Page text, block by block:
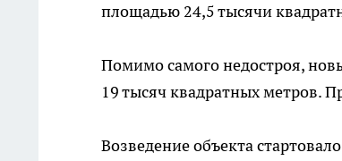
площадью 24,5 тысячи
Помимо самого недостроя,
19 тысяч квадратных метров.
Возведение объекта